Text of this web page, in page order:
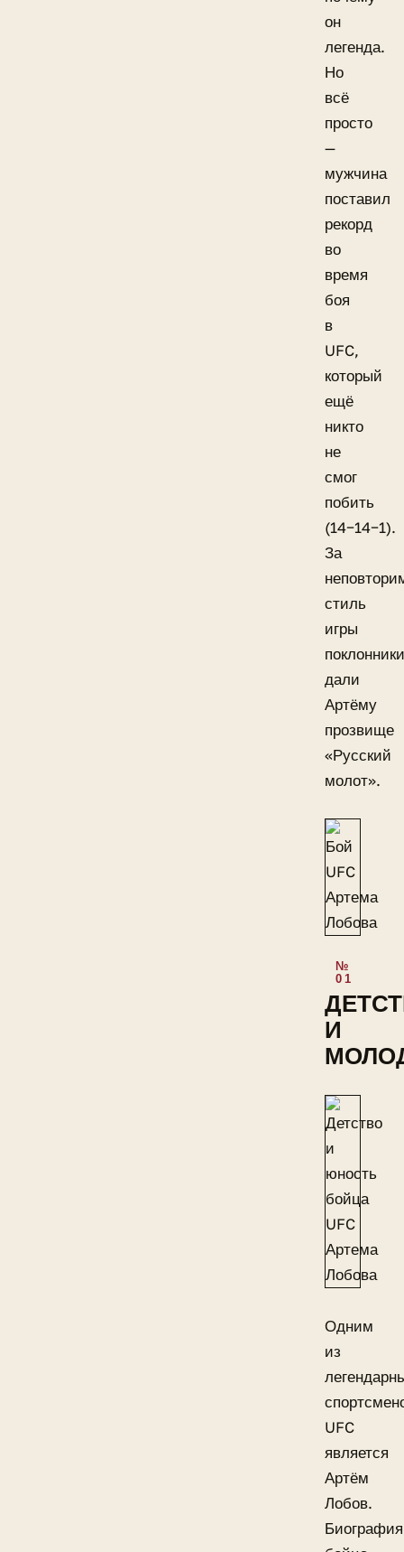
он
легенда.
Но
всё
просто
—
мужчина
поставил
рекорд
во
время
боя
в
UFC,
который
ещё
никто
не
смог
побить
(14−14−1).
За
стиль
игры
поклонники
дали
Артёму
прозвище
«Русский
молот».
И
Одним
из
UFC
является
Артём
Лобов.
Биография